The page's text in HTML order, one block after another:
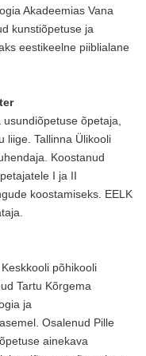
Akadeemias Vana
kunstiõpetuse ja
eestikeelne piiblialane
õpetaja,
liige. Tallinna Ülikooli
Koostanud
I ja II
koostamiseks. EELK
põhikooli
Tartu Kõrgema
ja
Osalenud Pille
ainekava